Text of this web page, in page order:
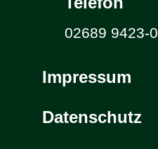
02689 9423-0
Impressum
Datenschutz